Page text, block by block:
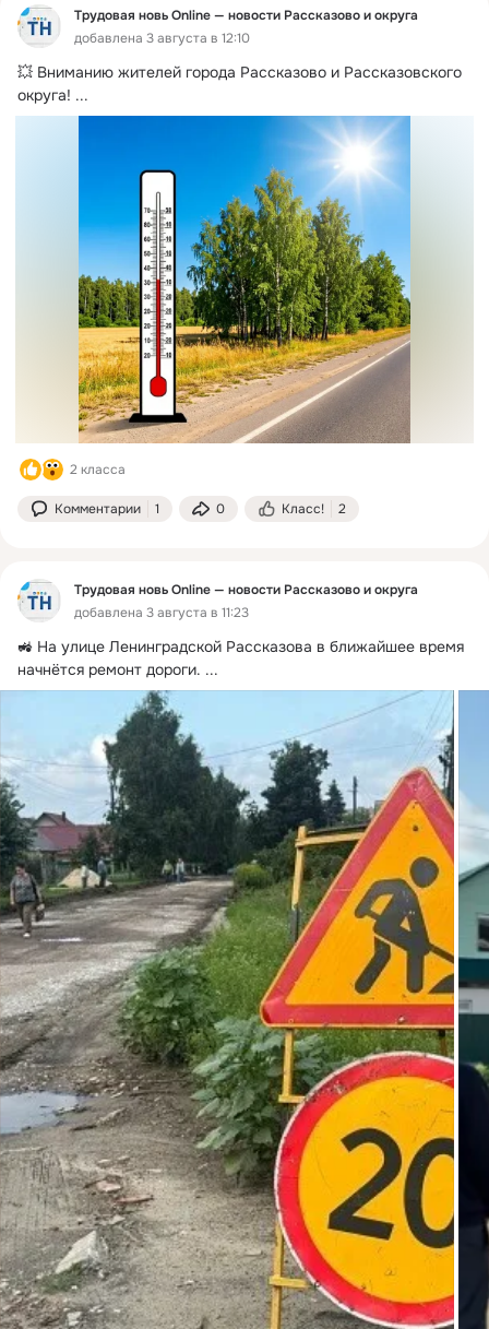
Трудовая новь Online — новости Рассказово и округа
добавлена 3 августа в 12:10
💥 Вниманию жителей города Рассказово и Рассказовского
округа! ...
2 класса
Комментарии 1 0 Класс! 2
Трудовая новь Online — новости Рассказово и округа
добавлена 3 августа в 11:23
🚜 На улице Ленинградской Рассказова в ближайшее время
начнётся ремонт дороги. ...